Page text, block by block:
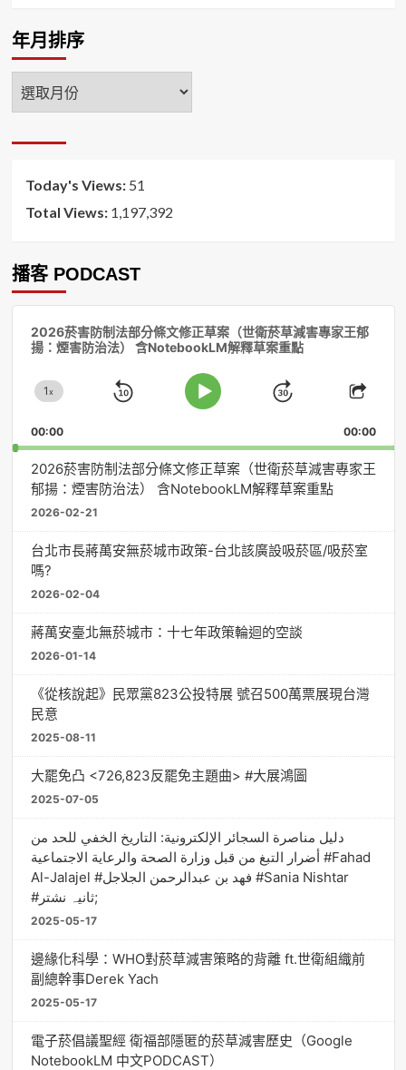
年月排序
年
月
序
Today's Views: 51
Total Views: 1,197,392
播客 PODCAST
2026菸害防制法部分條文修正草案（世衛菸草減害專家王郁
揚：煙害防治法） 含NotebookLM解釋草案重點
Change
Rate
1x
Skip
Play
Jump
Forward
Share
00:00 00:00
2026菸害防制法部分條文修正草案（世衛菸草減害專家王
郁揚：煙害防治法） 含NotebookLM解釋草案重點
2026-02-21
台北市長蔣萬安無菸城市政策-台北該廣設吸菸區/吸菸室
嗎?
2026-02-04
蔣萬安臺北無菸城市：十七年政策輪迴的空談
2026-01-14
《從核說起》民眾黨823公投特展 號召500萬票展現台灣
民意
2025-08-11
大罷免凸 <726,823反罷免主題曲> #大展鴻圖
2025-07-05
دليل مناصرة السجائر الإلكترونية: التاريخ الخفي للحد من
أضرار التبغ من قبل وزارة الصحة والرعاية الاجتماعية #Fahad
Al-Jalajel #فهد بن عبدالرحمن الجلاجل #Sania Nishtar
#ثانیہ نشتر;
2025-05-17
邊緣化科學：WHO對菸草減害策略的背離 ft.世衛組織前
副總幹事Derek Yach
2025-05-17
電子菸倡議聖經 衛福部隱匿的菸草減害歷史（Google
NotebookLM 中文PODCAST）